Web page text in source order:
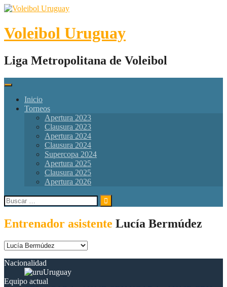
Skip
content
Voleibol Uruguay
Liga Metropolitana de Voleibol
Inicio
Torneos
Apertura 2023
Clausura 2023
Apertura 2024
Clausura 2024
Supercopa 2024
Apertura 2025
Clausura 2025
Apertura 2026
Buscar:
Entrenador asistente Lucía Bermúdez
Nacionalidad
Uruguay
Equipo actual